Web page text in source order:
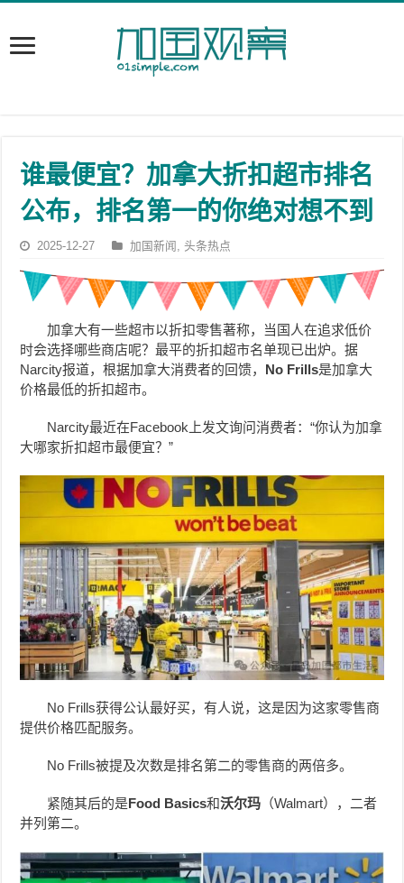
谁最便宜？加拿大折扣超市排名
公布，排名第一的你绝对想不到
2025-12-27 加国新闻 ,头条热点
加拿大有一些超市以折扣零售著称，当国人在追求低价
时会选择哪些商店呢？最平的折扣超市名单现已出炉。据
Narcity报道，根据加拿大消费者的回馈， No Frills是加拿大
价格最低的折扣超市。
Narcity最近在Facebook上发文询问消费者：“你认为加拿
大哪家折扣超市最便宜？”
No Frills获得公认最好买，有人说，这是因为这家零售商
提供价格匹配服务。
No Frills被提及次数是排名第二的零售商的两倍多。
紧随其后的是Food Basics和沃尔玛 （Walmart），二者
并列第二。